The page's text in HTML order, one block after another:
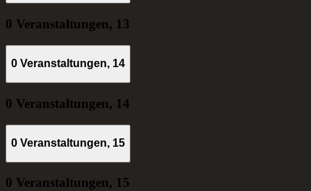
0 Veranstaltungen, 13
0 Veranstaltungen, 14
0 Veranstaltungen, 14
0 Veranstaltungen, 15
0 Veranstaltungen, 15